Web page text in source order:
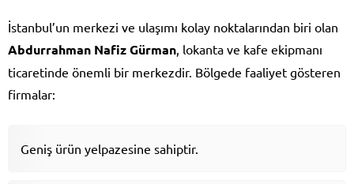
İstanbul’un merkezi ve ulaşımı kolay noktalarından biri olan
Abdurrahman Nafiz Gürman, lokanta ve kafe ekipmanı
ticaretinde önemli bir merkezdir. Bölgede faaliyet gösteren
firmalar:
Geniş ürün yelpazesine sahiptir.